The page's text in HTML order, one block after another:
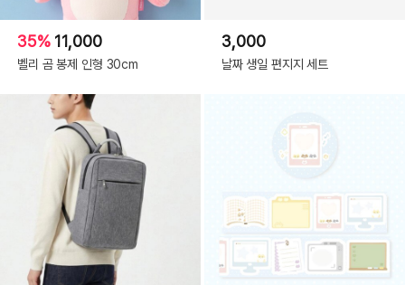
35% 11,000
벨리 곰 봉제 인형 30cm
3,000
날짜 생일 편지지 세트